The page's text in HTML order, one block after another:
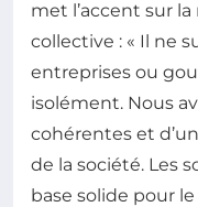
met l’accent sur
collective : « Il ne
entreprises ou
isolément. Nous
cohérentes et
de la société. Les
base solide pour